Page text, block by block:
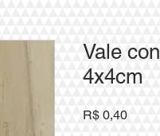
Vale
4x4cm
R$ 0,40Preço